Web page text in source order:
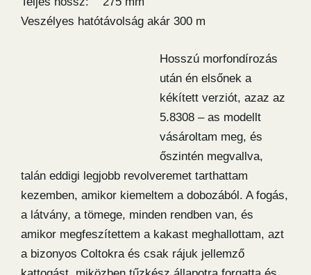
Veszélyes hatótávolság akár 300 m
Hosszú morfondírozás
után én elsőnek a
kékített verziót, azaz az
5.8308 – as modellt
vásároltam meg, és
őszintén megvallva,
talán eddigi legjobb revolveremet tarthattam
kezemben, amikor kiemeltem a dobozából. A fogás,
a látvány, a tömege, minden rendben van, és
amikor megfeszítettem a kakast meghallottam, azt
a bizonyos Coltokra és csak rájuk jellemző